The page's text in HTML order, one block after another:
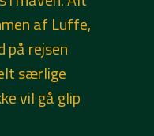
af Luffe,
på rejsen
særlige
vil gå glip